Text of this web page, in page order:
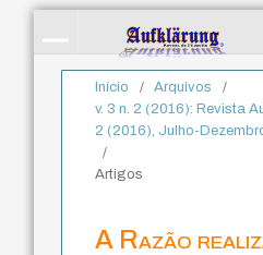
Início / Arquivos
/
v. 3 n. 2 (2016): Revista
2 (2016), Julho-
/
Artigos
A Razão